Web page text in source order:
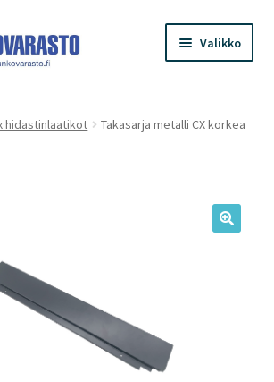
Valikko
hidastinlaatikot
Takasarja metalli CX korkea